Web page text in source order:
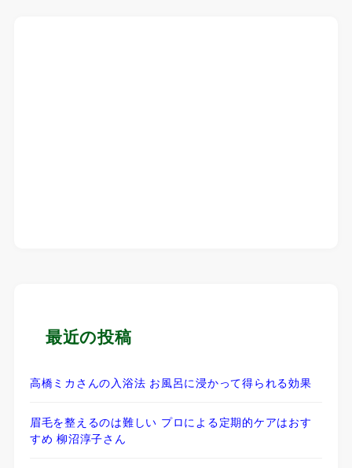
最近の投稿
高橋ミカさんの入浴法 お風呂に浸かって得られる効果
眉毛を整えるのは難しい プロによる定期的ケアはおす
すめ 柳沼淳子さん